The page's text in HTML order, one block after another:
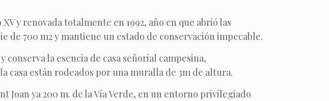
y renovada totalmente en 1992, año en que abrió las
700 m2 y mantiene un estado de conservación impecable.
conserva la esencia de casa señorial campesina,
casa están rodeados por una muralla de 3m de altura.
Joan ya 200 m. de la Vía Verde, en un entorno privilegiado